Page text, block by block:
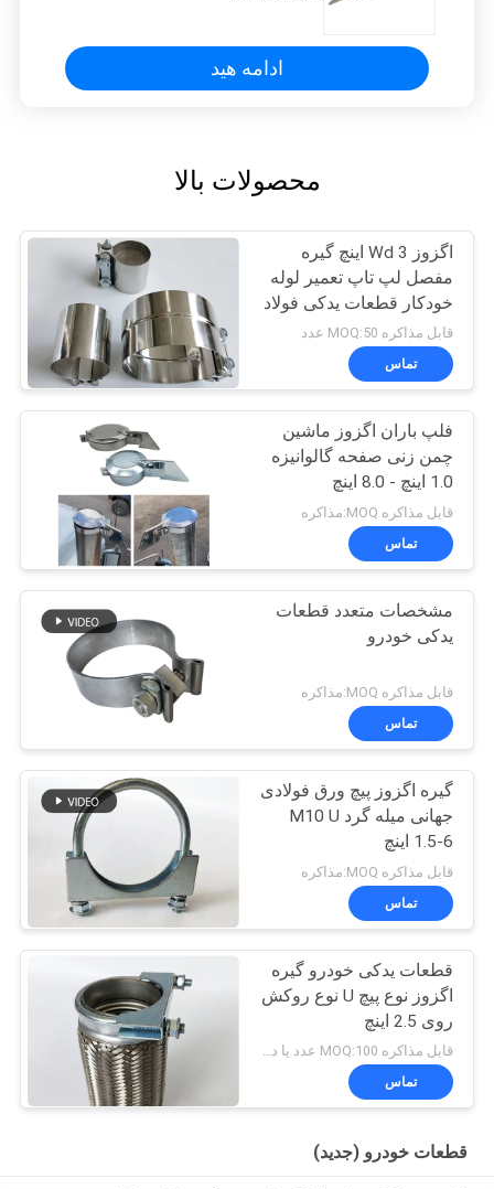
ادامه هید
محصولات بالا
اگزوز Wd 3 اینچ گیره
مفصل لپ تاپ تعمیر لوله
خودکار قطعات یدکی فولاد
ضد زنگ
قابل مذاکره MOQ:50 عدد
تماس
فلپ باران اگزوز ماشین
چمن زنی صفحه گالوانیزه
1.0 اینچ - 8.0 اینچ
قابل مذاکره MOQ:مذاکره
تماس
مشخصات متعدد قطعات
یدکی خودرو
قابل مذاکره MOQ:مذاکره
تماس
گیره اگزوز پیچ ورق فولادی
جهانی میله گرد M10 U
1.5-6 اینچ
قابل مذاکره MOQ:مذاکره
تماس
قطعات یدکی خودرو گیره
اگزوز نوع پیچ U نوع روکش
روی 2.5 اینچ
قابل مذاکره MOQ:100 عدد یا در حال مذاکره
تماس
قطعات خودرو (جدید)